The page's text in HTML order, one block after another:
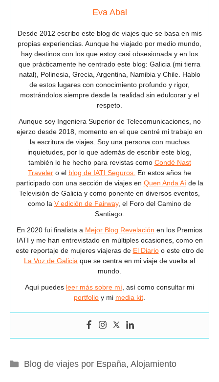
Eva Abal
Desde 2012 escribo este blog de viajes que se basa en mis
propias experiencias. Aunque he viajado por medio mundo,
hay destinos con los que estoy casi obsesionada y en los
que prácticamente he centrado este blog: Galicia (mi tierra
natal), Polinesia, Grecia, Argentina, Namibia y Chile. Hablo
de estos lugares con conocimiento profundo y rigor,
mostrándolos siempre desde la realidad sin edulcorar y el
respeto.
Aunque soy Ingeniera Superior de Telecomunicaciones, no
ejerzo desde 2018, momento en el que centré mi trabajo en
la escritura de viajes. Soy una persona con muchas
inquietudes, por lo que además de escribir este blog,
también lo he hecho para revistas como Condé Nast
Traveler o el blog de IATI Seguros. En estos años he
participado con una sección de viajes en Quen Anda Aíde la
Televisión de Galicia y como ponente en diversos eventos,
como la V edición de Fairway, el Foro del Camino de
Santiago.
En 2020 fui finalista a Mejor Blog Revelación en los Premios
IATI y me han entrevistado en múltiples ocasiones, como en
este reportaje de mujeres viajeras de El Diarioo este otro de
La Voz de Galicia que se centra en mi viaje de vuelta al
mundo.
Aquí puedes leer más sobre mí, así como consultar mi
portfolio y mi media kit.
Categorías
Blog de viajes por España, Alojamiento